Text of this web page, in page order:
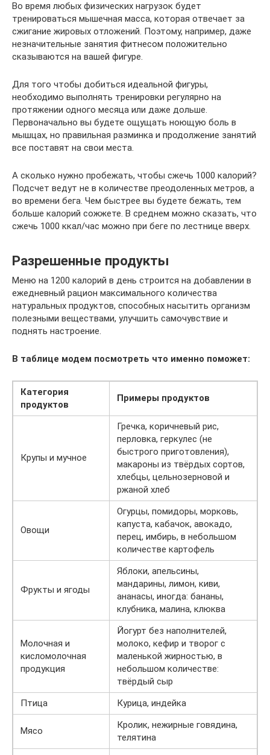
Во время любых физических нагрузок будет
тренироваться мышечная масса, которая отвечает за
сжигание жировых отложений. Поэтому, например, даже
незначительные занятия фитнесом положительно
сказываются на вашей фигуре.
Для того чтобы добиться идеальной фигуры,
необходимо выполнять тренировки регулярно на
протяжении одного месяца или даже дольше.
Первоначально вы будете ощущать ноющую боль в
мышцах, но правильная разминка и продолжение занятий
все поставят на свои места.
А сколько нужно пробежать, чтобы сжечь 1000 калорий?
Подсчет ведут не в количестве преодоленных метров, а
во времени бега. Чем быстрее вы будете бежать, тем
больше калорий сожжете. В среднем можно сказать, что
сжечь 1000 ккал/час можно при беге по лестнице вверх.
Разрешенные продукты
Меню на 1200 калорий в день строится на добавлении в
ежедневный рацион максимального количества
натуральных продуктов, способных насытить организм
полезными веществами, улучшить самочувствие и
поднять настроение.
В таблице модем посмотреть что именно поможет:
Категория
продуктов
Примеры продуктов
Крупы и мучное
Гречка, коричневый рис,
перловка, геркулес (не
быстрого приготовления),
макароны из твёрдых сортов,
хлебцы, цельнозерновой и
ржаной хлеб
Овощи
Огурцы, помидоры, морковь,
капуста, кабачок, авокадо,
перец, имбирь, в небольшом
количестве картофель
Фрукты и ягоды
Яблоки, апельсины,
мандарины, лимон, киви,
ананасы, иногда: бананы,
клубника, малина, клюква
Молочная и
кисломолочная
продукция
Йогурт без наполнителей,
молоко, кефир и творог с
маленькой жирностью, в
небольшом количестве:
твёрдый сыр
Птица
Курица, индейка
Мясо
Кролик, нежирные говядина,
телятина